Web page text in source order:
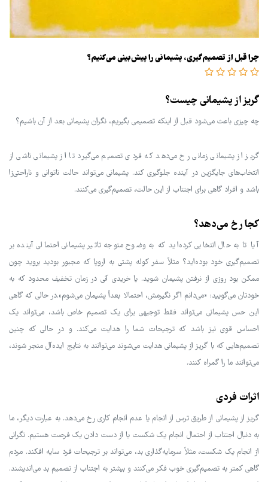
چرا قبل از تصمیم‌گیری، پشیمانی را پیش‌بینی می‌کنیم؟
گریز از پشیمانی چیست؟
چه چیزی باعث می‌شود قبل از اینکه تصمیمی بگیریم، نگران پشیمانی بعد از آن باشیم؟
گریز از پشیمانی زمانی رخ می‌دهد که فردی تصمیم می‌گیرد تا از پشیمانی ناشی از
انتخاب‌های جایگزین در آینده جلوگیری کند. پشیمانی می‌تواند حالت ناتوانی و ناراحتی‌زا
باشد و افراد گاهی برای اجتناب از این حالت، تصمیم‌گیری می‌کنند.
کجا رخ می‌دهد؟
آیا تا به حال انتخابی کرده‌اید که به وضوح متوجه تاثیر پشیمانی احتمالی آینده بر
تصمیم‌گیری خود بوده‌اید؟ مثلاً سفر کوله پشتی به اروپا که مجبور بودید بروید چون
ممکن بود روزی از نرفتن پشیمان شوید. یا خریدی آنی در زمان تخفیف محدود که به
خودتان می‌گویید: «می‌دانم اگر نگیرمش، احتمالا بعداً پشیمان می‌شوم».در حالی که گاهی
این حس پشیمانی می‌تواند فقط توجیهی برای یک تصمیم خاص باشد، می‌تواند یک
احساس قوی نیز باشد که ترجیحات شما را هدایت می‌کند. و در حالی که چنین
تصمیم‌هایی که با گریز از پشیمانی هدایت می‌شوند می‌توانند به نتایج ایده‌آل منجر شوند،
می‌توانند ما را گمراه کنند.
اثرات فردی
گریز از پشیمانی از طریق ترس از انجام یا عدم انجام کاری رخ می‌دهد. به عبارت دیگر، ما
به دنبال اجتناب از احتمال انجام یک شکست یا از دست دادن یک فرصت هستیم. نگرانی
از انجام یک شکست، مثلاً سرمایه‌گذاری بد، می‌تواند بر ترجیحات فرد سایه افکند. مردم
گاهی کمتر به تصمیم‌گیری خوب فکر می‌کنند و بیشتر به اجتناب از تصمیم بد می‌اندیشند.